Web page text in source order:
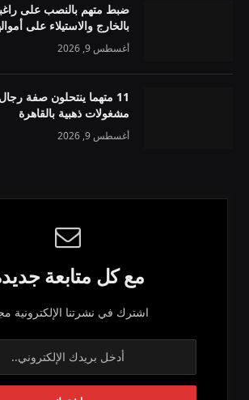
ضبط متهم بالنصب على
بالخارج والاستيلاء على
أغسطس 9, 2026
11 متهما ينتحلون صفة
مشغولات ذهبية بالقاهرة
أغسطس 9, 2026
مع كل متابعة
اشترك في نشرتنا الإلكترونية